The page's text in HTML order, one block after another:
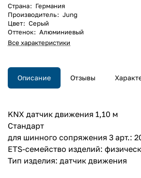
Страна: Германия
Производитель: Jung
Цвет: Серый
Оттенок: Алюминиевый
Все характеристики
Описание Отзывы
KNX датчик движения 1,10 м
Стандарт
для шинного сопряжения 3 арт.:
ETS-семейство изделий:
Тип изделия: датчик движения